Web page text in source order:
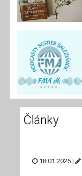
Články
18.01.2026 |